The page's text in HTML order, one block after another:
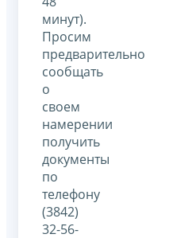
минут).
Просим
предварительно
сообщать
о
своем
намерении
получить
документы
по
телефону
(3842)
32-56-